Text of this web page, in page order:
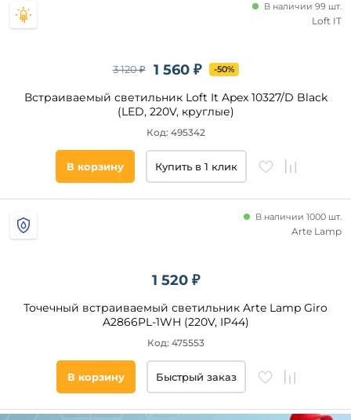
1 560 ₽
3 120 ₽ -50%
Встраиваемый светильник Loft It Apex 10327/D Black
(LED, 220V, круглые)
В наличии 99 шт.
Код: 495342
Loft IT
В корзину Купить в 1 клик
1 520 ₽
Точечный встраиваемый светильник Arte Lamp Giro
A2866PL-1WH (220V, IP44)
В наличии 1000 шт.
Код: 475553
Arte Lamp
В корзину Быстрый заказ